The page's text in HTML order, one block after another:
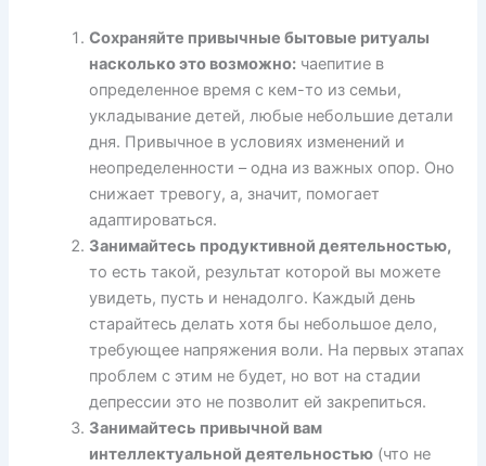
Сохраняйте привычные бытовые ритуалы
насколько это возможно:чаепитие в
определенное время с кем-то из семьи,
укладывание детей, любые небольшие детали
дня. Привычное в условиях изменений и
неопределенности – одна из важных опор. Оно
снижает тревогу, а, значит, помогает
адаптироваться.
Занимайтесь продуктивной деятельностью,
то есть такой, результат которой вы можете
увидеть, пусть и ненадолго. Каждый день
старайтесь делать хотя бы небольшое дело,
требующее напряжения воли. На первых этапах
проблем с этим не будет, но вот на стадии
депрессии это не позволит ей закрепиться.
Занимайтесь привычной вам
интеллектуальной деятельностью(что не